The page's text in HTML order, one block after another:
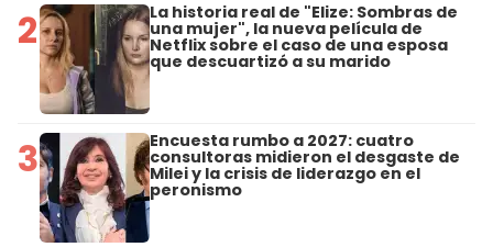
2 La historia real de "Elize: Sombras de
una mujer", la nueva película de
Netflix sobre el caso de una esposa
que descuartizó a su marido
3 Encuesta rumbo a 2027: cuatro
consultoras midieron el desgaste de
Milei y la crisis de liderazgo en el
peronismo